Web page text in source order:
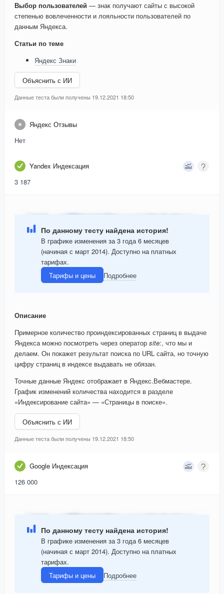
Выбор пользователей — знак получают сайты с высокой
степенью вовлеченности и лояльности пользователей по
данным Яндекса.
Статьи по теме
Яндекс Знаки
Объяснить с ИИ
Данные теста были получены 19.12.2021 18:50
Яндекс Отзывы
Нет
Yandex Индексация
3 187
По данному тесту найдена история!
В графике изменения за 3 года 6 месяцев
(начиная с март 2014). Доступно на платных
тарифах.
Тарифы и цены
Подробнее
Описание
Примерное количество проиндексированных страниц в выдаче
Яндекса можно посмотреть через оператор site:, что мы и
делаем. Он покажет результат поиска по URL сайта, но точную
цифру страниц в индексе выдавать не обязан.
Точные данные Яндекс отображает в Яндекс.Вебмастере.
График изменений количества находится в разделе
«Индексирование сайта» — «Страницы в поиске».
Объяснить с ИИ
Данные теста были получены 19.12.2021 18:50
Google Индексация
126 000
По данному тесту найдена история!
В графике изменения за 3 года 6 месяцев
(начиная с март 2014). Доступно на платных
тарифах.
Тарифы и цены
Подробнее